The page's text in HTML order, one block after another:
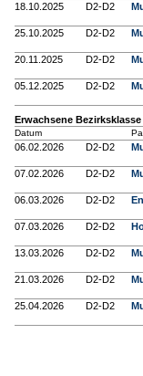
18.10.2025
D2-D2
25.10.2025
D2-D2
20.11.2025
D2-D2
05.12.2025
D2-D2
Erwachsene
Datum
06.02.2026 D2-D2
07.02.2026
D2-D2
06.03.2026
D2-D2
07.03.2026
D2-D2
13.03.2026
D2-D2
21.03.2026
D2-D2
25.04.2026
D2-D2